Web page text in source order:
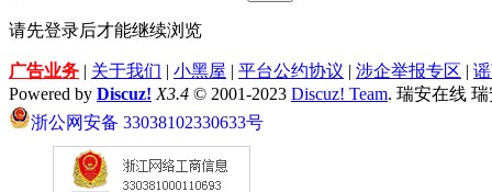
请先登录后才能继续浏览
广告业务 | 关于我们 | 小黑屋 | 平台公约协议 | 涉企举报专区 |
Powered by Discuz! X3.4 © 2001-2023 Discuz! Team. 瑞安在线
浙公网安备 33038102330633号